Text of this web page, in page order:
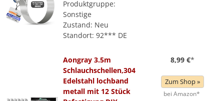
Produktgruppe:
Sonstige
Zustand: Neu
Standort: 92*** DE
Aongray 3.5m
Schlauchschellen,304
Edelstahl lochband
metall mit 12 Stück
8,99 €*
Zum Shop »
bei Amazon*